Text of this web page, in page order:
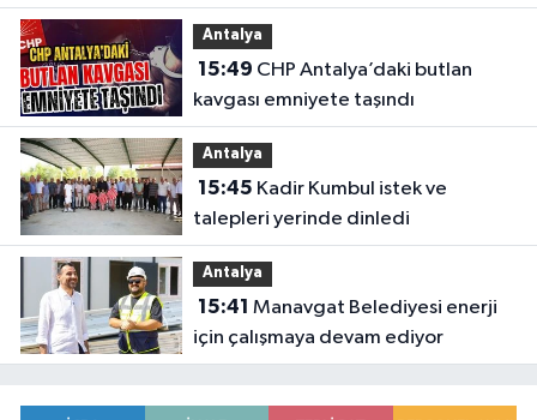
başpehlivanlar
Antalya
15:49
kavgası emniyete taşındı
Antalya
15:45
talepleri yerinde dinledi
Antalya
15:41
için çalışmaya devam ediyor